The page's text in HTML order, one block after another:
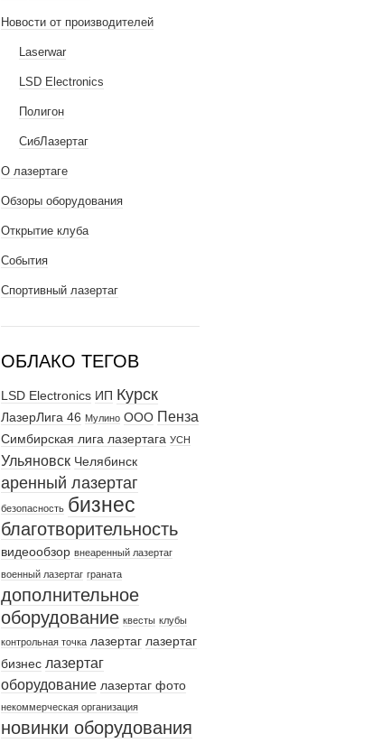
Новости от производителей
Laserwar
LSD Electronics
Полигон
СибЛазертаг
О лазертаге
Обзоры оборудования
Открытие клуба
События
Спортивный лазертаг
ОБЛАКО ТЕГОВ
LSD Electronics ИП Курск
ЛазерЛига 46 Мулино ООО Пенза
Симбирская лига лазертага УСН
Ульяновск Челябинск
аренный лазертаг
безопасность бизнес
благотворительность
видеообзор внеаренный лазертаг
военный лазертаг граната
дополнительное
оборудование квесты клубы
контрольная точка лазертаг лазертаг
бизнес лазертаг
оборудование лазертаг фото
некоммерческая организация
новинки оборудования